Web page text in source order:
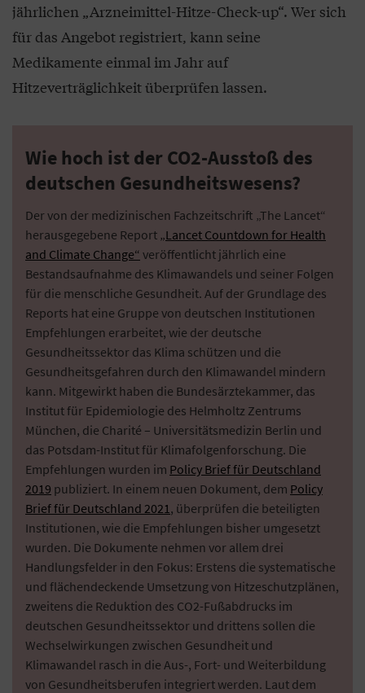
jährlichen „Arzneimittel-Hitze-Check-up“. Wer sich
für das Angebot registriert, kann seine
Medikamente einmal im Jahr auf
Hitzeverträglichkeit überprüfen lassen.
Wie hoch ist der CO2-Ausstoß des
deutschen Gesundheitswesens?
Der von der medizinischen Fachzeitschrift „The Lancet“
herausgegebene Report „Lancet Countdown for Health
and Climate Change“ veröffentlicht jährlich eine
Bestandsaufnahme des Klimawandels und seiner Folgen
für die menschliche Gesundheit. Auf der Grundlage des
Reports hat eine Gruppe von deutschen Institutionen
Empfehlungen erarbeitet, wie der deutsche
Gesundheitssektor das Klima schützen und die
Gesundheitsgefahren durch den Klimawandel mindern
kann. Mitgewirkt haben die Bundesärztekammer, das
Institut für Epidemiologie des Helmholtz Zentrums
München, die Charité – Universitätsmedizin Berlin und
das Potsdam-Institut für Klimafolgenforschung. Die
Empfehlungen wurden im Policy Brief für Deutschland
2019 publiziert. In einem neuen Dokument, dem Policy
Brief für Deutschland 2021, überprüfen die beteiligten
Institutionen, wie die Empfehlungen bisher umgesetzt
wurden. Die Dokumente nehmen vor allem drei
Handlungsfelder in den Fokus: Erstens die systematische
und flächendeckende Umsetzung von Hitzeschutzplänen,
zweitens die Reduktion des CO2-Fußabdrucks im
deutschen Gesundheitssektor und drittens sollen die
Wechselwirkungen zwischen Gesundheit und
Klimawandel rasch in die Aus-, Fort- und Weiterbildung
von Gesundheitsberufen integriert werden. Laut dem